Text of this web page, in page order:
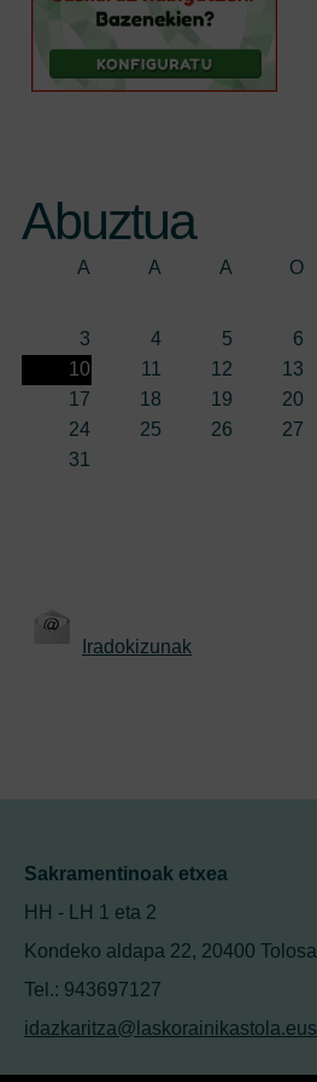
Abuztua
A A A O
3
4 5 6
10
11 12 13
17
18 19 20
24
25 26 27
31
Iradokizunak
Sakramentinoak etxea
HH - LH 1 eta 2
Kondeko aldapa 22, 20400 Tolosa
Tel.: 943697127
idazkaritza@laskorainikastola.eus